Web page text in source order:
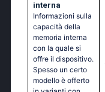
interna
Informazioni sulla
capacità della
memoria interna
con la quale si
offre il dispositivo.
Spesso un certo
modello è offerto